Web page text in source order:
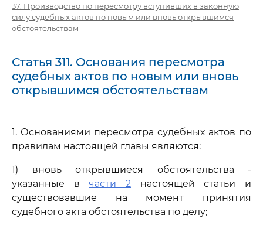
37. Производство по пересмотру вступивших в законную
силу судебных актов по новым или вновь открывшимся
обстоятельствам
Статья 311. Основания пересмотра
судебных актов по новым или вновь
открывшимся обстоятельствам
1. Основаниями пересмотра судебных актов по
правилам настоящей главы являются:
1) вновь открывшиеся обстоятельства -
указанные вчасти 2 настоящей статьи и
существовавшие на момент принятия
судебного акта обстоятельства по делу;